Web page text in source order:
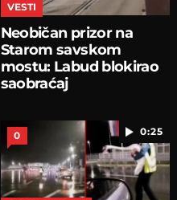
VESTI
Neobičan prizor na
Starom savskom
mostu: Labud blokirao
saobraćaj
0:25
0